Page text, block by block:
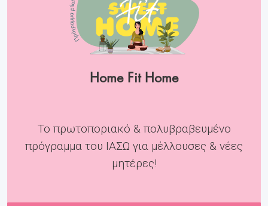
Home Fit Home
Το πρωτοποριακό & πολυβραβευμένο
πρόγραμμα του ΙΑΣΩ για μέλλουσες & νέες
μητέρες!